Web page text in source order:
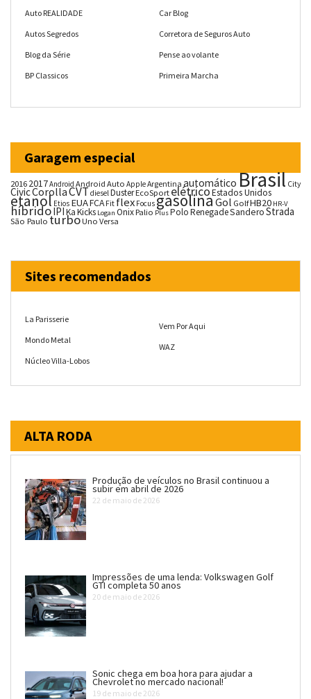
Auto REALIDADE
Autos Segredos
Blog da Série
BP Classicos
Car Blog
Corretora de Seguros Auto
Pense ao volante
Primeira Marcha
Garagem especial
20162017Android Android Auto AppleArgentina automáticoBrasil City
CivicCorollaCVTdieselDusterEcoSportelétricoEstados Unidos
etanol Etios EUAFCA Fit flex FocusgasolinaGol GolfHB20 HR-V
híbridoIPIKaKicks Logan OnixPalio PlusPoloRenegadeSanderoStrada
São Paulo turboUno Versa
Sites recomendados
La Parisserie
Mondo Metal
Núcleo Villa-Lobos
Vem Por Aqui
WAZ
ALTA RODA
Produção de veículos no Brasil continuou a
subir em abril de 2026
22 de maio de 2026
Impressões de uma lenda: Volkswagen Golf
GTI completa 50 anos
20 de maio de 2026
Sonic chega em boa hora para ajudar a
Chevrolet no mercado nacional!
19 de maio de 2026